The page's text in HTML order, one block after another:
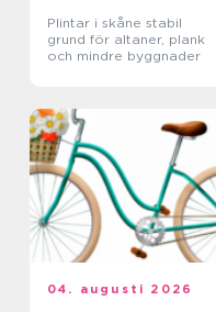
Plintar i skåne stabil
grund för altaner, plank
och mindre byggnader
04. augusti 2026